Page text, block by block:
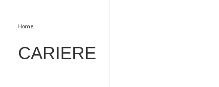
Home
CARIERE